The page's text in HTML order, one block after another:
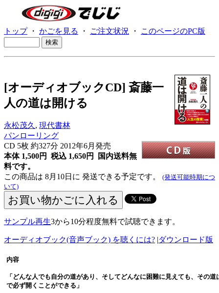
トップ・ かごを見る ・ ご注文状況 ・ このページのPC版
[オーディオブックCD] 斎藤一
人の道は開ける
永松茂久 , 現代書林
パンローリング
CD 5枚 約327分 2012年6月発売
本体 1,500円 税込 1,650円
国内送料無
料です。
この商品は 8月10日に 発送できる予定です。 (発送可能時期につ
いて)
サンプル再生3から10分程度無料で試聴できます。
オーディオブック(音声ブック) を聴くには? |ダウンロード版
内容
「どんな人でも自分の道があり、そしてどんなに困難に見えても、その道
で必ず開くことができる」